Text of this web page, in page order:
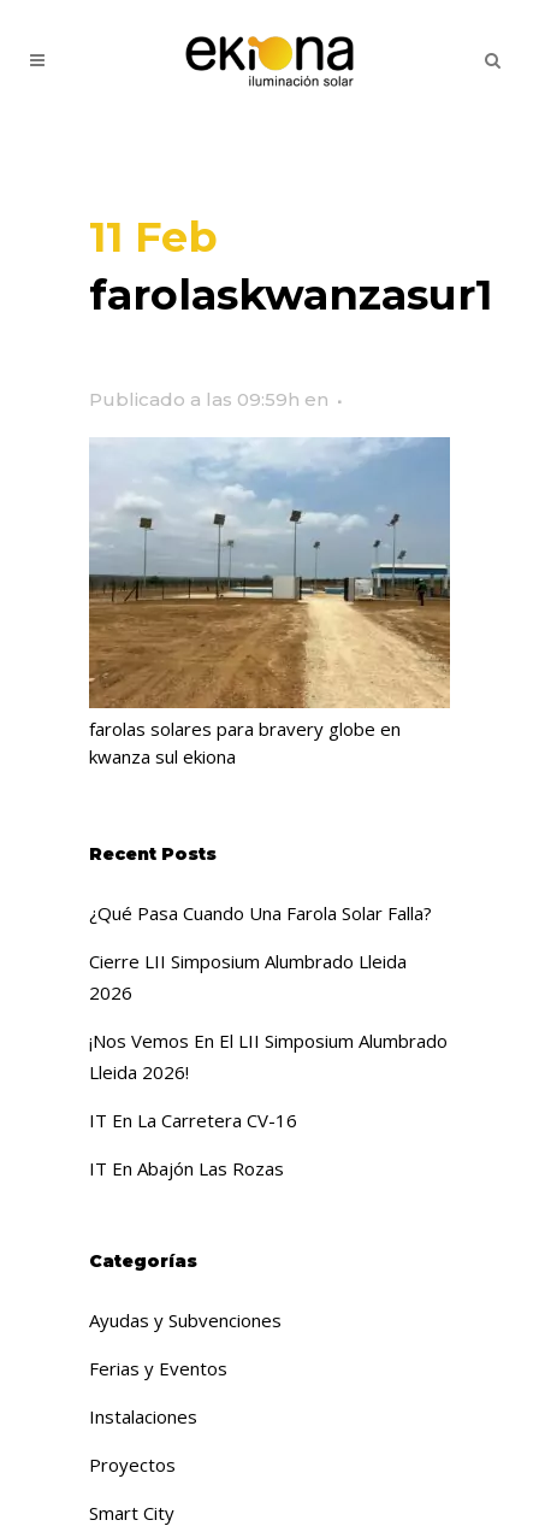
11 Feb
farolaskwanzasur1
Publicado a las 09:59h en
farolas solares para bravery globe en
kwanza sul ekiona
Recent Posts
¿Qué Pasa Cuando Una Farola Solar Falla?
Cierre LII Simposium Alumbrado Lleida
2026
¡Nos Vemos En El LII Simposium Alumbrado
Lleida 2026!
IT En La Carretera CV-16
IT En Abajón Las Rozas
Categorías
Ayudas y Subvenciones
Ferias y Eventos
Instalaciones
Proyectos
Smart City